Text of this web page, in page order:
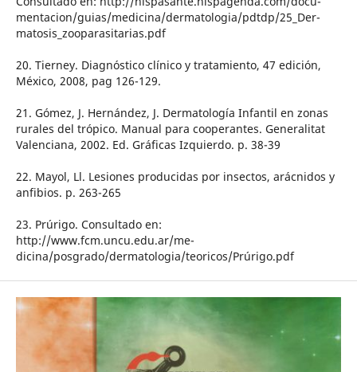
mentacion/guias/medicina/dermatologia/pdtdp/25_Der-
matosis_zooparasitarias.pdf
20. Tierney. Diagnóstico clínico y tratamiento, 47 edición,
México, 2008, pag 126-129.
21. Gómez, J. Hernández, J. Dermatología Infantil en zonas
rurales del trópico. Manual para cooperantes. Generalitat
Valenciana, 2002. Ed. Gráficas Izquierdo. p. 38-39
22. Mayol, Ll. Lesiones producidas por insectos, arácnidos y
anfibios. p. 263-265
23. Prúrigo. Consultado en:
http://www.fcm.uncu.edu.ar/me-
dicina/posgrado/dermatologia/teoricos/Prúrigo.pdf